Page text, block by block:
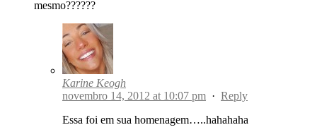
mesmo??????
Karine Keogh
novembro 14, 2012 at 10:07 pm · Reply
Essa foi em sua homenagem…..hahahaha